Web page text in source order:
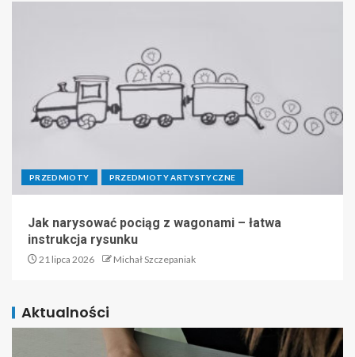
PRZEDMIOTY PRZEDMIOTY ARTYSTYCZNE
Jak narysować pociąg z wagonami – łatwa
instrukcja rysunku
21 lipca 2026 Michał Szczepaniak
Aktualności